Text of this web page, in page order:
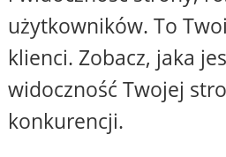
użytkowników. To
klienci. Zobacz, jaka
widoczność Twojej
konkurencji.